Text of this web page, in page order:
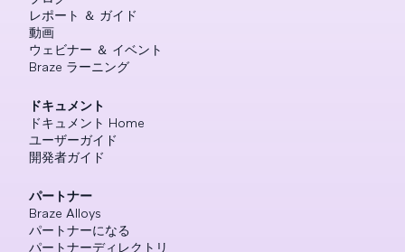
レポート ＆ ガイド
動画
ウェビナー ＆ イベント
Braze ラーニング
ドキュメント
ドキュメント Home
ユーザーガイド
開発者ガイド
パートナー
Braze Alloys
パートナーになる
パートナーディレクトリ